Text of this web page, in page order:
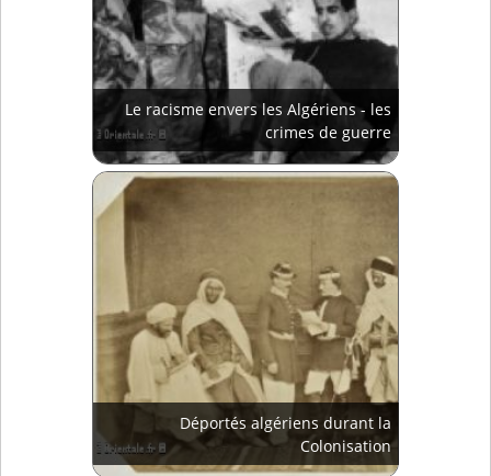
Le racisme envers les Algériens - les
crimes de guerre
Déportés algériens durant la
Colonisation